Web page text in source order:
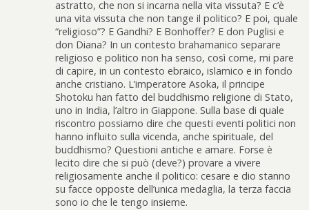
astratto, che non si incarna nella vita vissuta? E c’è
una vita vissuta che non tange il politico? E poi, quale
“religioso”? E Gandhi? E Bonhoffer? E don Puglisi e
don Diana? In un contesto brahamanico separare
religioso e politico non ha senso, così come, mi pare
di capire, in un contesto ebraico, islamico e in fondo
anche cristiano. L’imperatore Asoka, il principe
Shotoku han fatto del buddhismo religione di Stato,
uno in India, l’altro in Giappone. Sulla base di quale
riscontro possiamo dire che questi eventi politici non
hanno influito sulla vicenda, anche spirituale, del
buddhismo? Questioni antiche e amare. Forse è
lecito dire che si può (deve?) provare a vivere
religiosamente anche il politico: cesare e dio stanno
su facce opposte dell’unica medaglia, la terza faccia
sono io che le tengo insieme.